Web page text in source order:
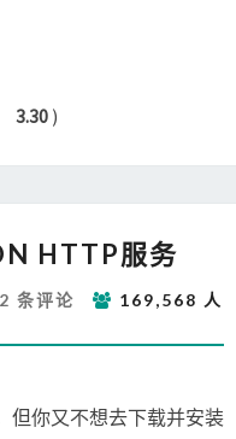
3.30 )
HTTP服务
条评论
169,568 人
但你又不想去下载并安装